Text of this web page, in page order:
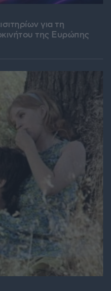
για τη
της Ευρώπης